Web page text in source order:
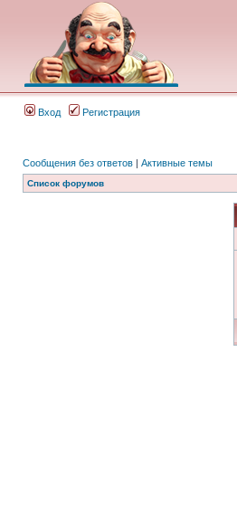
Вход Регистрация
Сообщения без ответов | Активные темы
Список форумов